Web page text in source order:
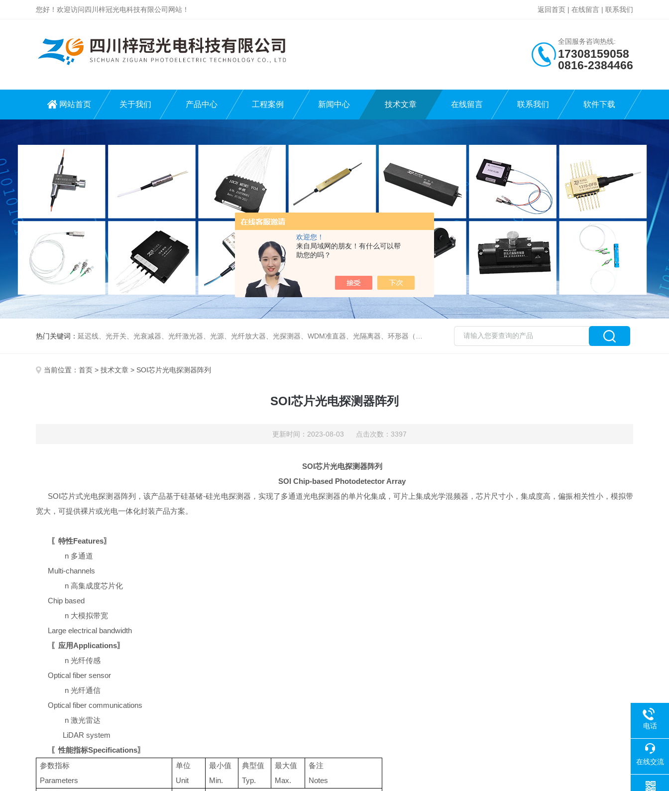
欢迎您！
来自局域网的朋友！有什么可以帮
助您的吗？
您好！欢迎访问四川梓冠光电科技有限公司网站！ 返回首页 | 在线留言 | 联系我们
全国服务咨询热线:
17308159058
0816-2384466
网站首页 关于我们 产品中心 工程案例 新闻中心 技术文章 在线留言 联系我们 软件下载
热门关键词： 延迟线、光开关、光衰减器、光纤激光器、光源、光纤放大器、光探测器、WDM准直器、光隔离器、环形器（三端口、四端口）、偏振分束器/合束器、起偏器、耦合器、单纤/双纤准直器、激光准直器、光纤反射镜、光纤旋转器、偏振控制器（三环、挤压式）、光栅、波分复用器（CWDM/DWDM）等
当前位置： 首页 > 技术文章 > SOI芯片光电探测器阵列
SOI芯片光电探测器阵列
更新时间：2023-08-03 点击次数：3397
SOI芯片光电探测器阵列
SOI Chip-based Photodetector Array
SOI芯片式光电探测器阵列，该产品基于硅基锗-硅光电探测器，实现了多通道光电探测器的单片化集成，可片上集成光学混频器，芯片尺寸小，集成度高，偏振相关性小，模拟带
宽大，可提供裸片或光电一体化封装产品方案。
〖特性Features〗
n 多通道
Multi-channels
n 高集成度芯片化
Chip based
n 大模拟带宽
Large electrical bandwidth
〖应用Applications〗
n 光纤传感
Optical fiber sensor
n 光纤通信
Optical fiber communications
n 激光雷达
LiDAR system
〖性能指标Specifications〗
参数指标
Parameters
单位
Unit
最小值
Min.
典型值
Typ.
最大值
Max.
备注
Notes
电话
在线交流